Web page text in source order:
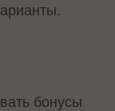
бонусы